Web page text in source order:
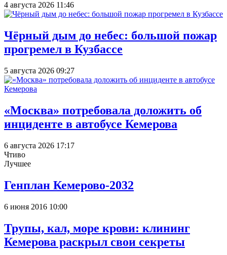
4 августа 2026 11:46
Чёрный дым до небес: большой пожар
прогремел в Кузбассе
5 августа 2026 09:27
«Москва» потребовала доложить об
инциденте в автобусе Кемерова
6 августа 2026 17:17
Чтиво
Лучшее
Генплан Кемерово-2032
6 июня 2016 10:00
Трупы, кал, море крови: клининг
Кемерова раскрыл свои секреты